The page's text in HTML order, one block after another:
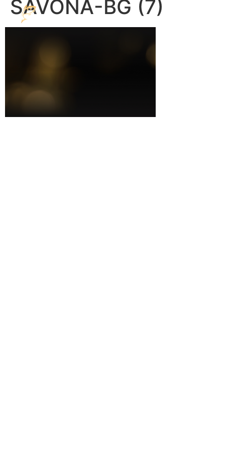
SAVONA-BG (7)